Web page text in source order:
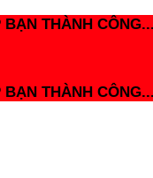
THÀNH
THÀNH